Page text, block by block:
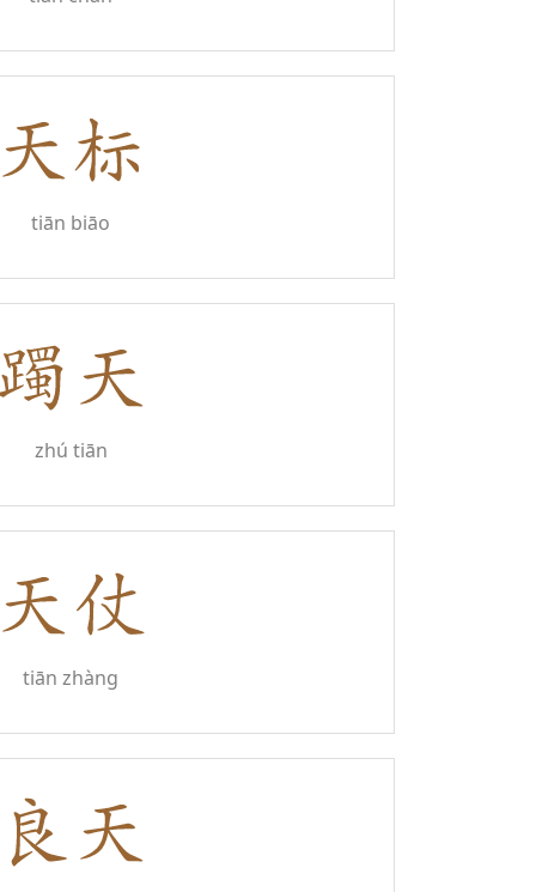
tiān biāo
zhú tiān
tiān zhàng